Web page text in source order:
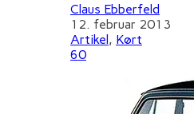
Claus Ebberfeld
12. februar 2013
Artikel, Kørt
60